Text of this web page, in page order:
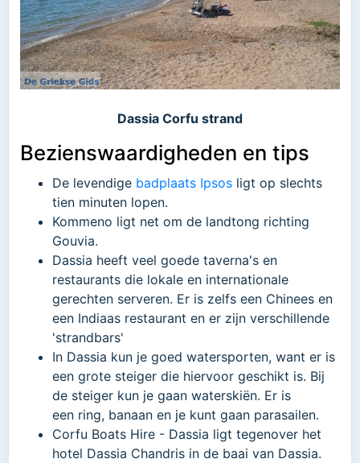
Dassia Corfu strand
Bezienswaardigheden en tips
De levendige badplaats Ipsos ligt op slechts
tien minuten lopen.
Kommeno ligt net om de landtong richting
Gouvia.
Dassia heeft veel goede taverna's en
restaurants die lokale en internationale
gerechten serveren. Er is zelfs een Chinees en
een Indiaas restaurant en er zijn verschillende
'strandbars'
In Dassia kun je goed watersporten, want er is
een grote steiger die hiervoor geschikt is. Bij
de steiger kun je gaan waterskiën. Er is
een ring, banaan en je kunt gaan parasailen.
Corfu Boats Hire - Dassia ligt tegenover het
hotel Dassia Chandris in de baai van Dassia.